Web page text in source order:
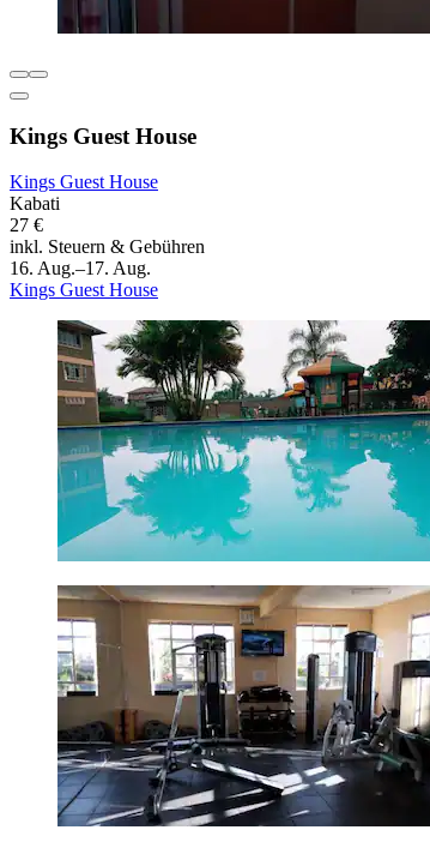
Kings Guest House
Kings Guest House
Kabati
27 €
inkl. Steuern & Gebühren
16. Aug.–17. Aug.
Kings Guest House